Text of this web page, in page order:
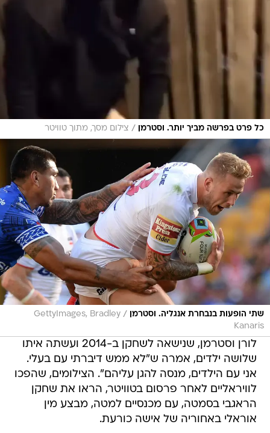
כל פרט בפרשה מביך יותר. וסטרמן / צילום מסך, מתוך טוויטר
שתי הופעות בנבחרת אנגליה. וסטרמן /
GettyImages, Bradley
Kanaris
לורן וסטרמן, שנישאה לשחקן ב-2014 ועשתה איתו
שלושה ילדים, אמרה ש"לא ממש דיברתי עם בעלי.
אני עם הילדים, מנסה להגן עליהם". הצילומים, שהפכו
לוויראליים לאחר פרסום בטוויטר, הראו את שחקן
הראגבי בסמטה, עם מכנסיים למטה, מבצע מין
אוראלי באחוריה של אישה כורעת.